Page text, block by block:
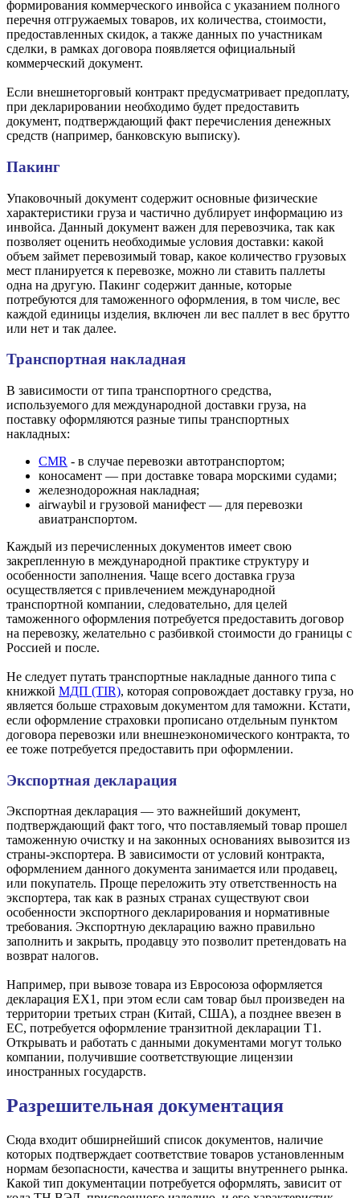
формирования коммерческого инвойса с указанием полного
перечня отгружаемых товаров, их количества, стоимости,
предоставленных скидок, а также данных по участникам
сделки, в рамках договора появляется официальный
коммерческий документ.
Если внешнеторговый контракт предусматривает предоплату,
при декларировании необходимо будет предоставить
документ, подтверждающий факт перечисления денежных
средств (например, банковскую выписку).
Пакинг
Упаковочный документ содержит основные физические
характеристики груза и частично дублирует информацию из
инвойса. Данный документ важен для перевозчика, так как
позволяет оценить необходимые условия доставки: какой
объем займет перевозимый товар, какое количество грузовых
мест планируется к перевозке, можно ли ставить паллеты
одна на другую. Пакинг содержит данные, которые
потребуются для таможенного оформления, в том числе, вес
каждой единицы изделия, включен ли вес паллет в вес брутто
или нет и так далее.
Транспортная накладная
В зависимости от типа транспортного средства,
используемого для международной доставки груза, на
поставку оформляются разные типы транспортных
накладных:
CMR - в случае перевозки автотранспортом;
коносамент — при доставке товара морскими судами;
железнодорожная накладная;
airwaybil и грузовой манифест — для перевозки
авиатранспортом.
Каждый из перечисленных документов имеет свою
закрепленную в международной практике структуру и
особенности заполнения. Чаще всего доставка груза
осуществляется с привлечением международной
транспортной компании, следовательно, для целей
таможенного оформления потребуется предоставить договор
на перевозку, желательно с разбивкой стоимости до границы с
Россией и после.
Не следует путать транспортные накладные данного типа с
книжкой МДП (TIR), которая сопровождает доставку груза, но
является больше страховым документом для таможни. Кстати,
если оформление страховки прописано отдельным пунктом
договора перевозки или внешнеэкономического контракта, то
ее тоже потребуется предоставить при оформлении.
Экспортная декларация
Экспортная декларация — это важнейший документ,
подтверждающий факт того, что поставляемый товар прошел
таможенную очистку и на законных основаниях вывозится из
страны-экспортера. В зависимости от условий контракта,
оформлением данного документа занимается или продавец,
или покупатель. Проще переложить эту ответственность на
экспортера, так как в разных странах существуют свои
особенности экспортного декларирования и нормативные
требования. Экспортную декларацию важно правильно
заполнить и закрыть, продавцу это позволит претендовать на
возврат налогов.
Например, при вывозе товара из Евросоюза оформляется
декларация EX1, при этом если сам товар был произведен на
территории третьих стран (Китай, США), а позднее ввезен в
ЕС, потребуется оформление транзитной декларации T1.
Открывать и работать с данными документами могут только
компании, получившие соответствующие лицензии
иностранных государств.
Разрешительная документация
Сюда входит обширнейший список документов, наличие
которых подтверждает соответствие товаров установленным
нормам безопасности, качества и защиты внутреннего рынка.
Какой тип документации потребуется оформлять, зависит от